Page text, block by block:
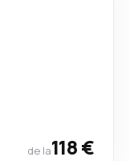
de la118 €